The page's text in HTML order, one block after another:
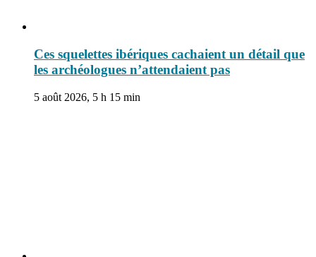
Ces squelettes ibériques cachaient un détail que
les archéologues n’attendaient pas
5 août 2026, 5 h 15 min